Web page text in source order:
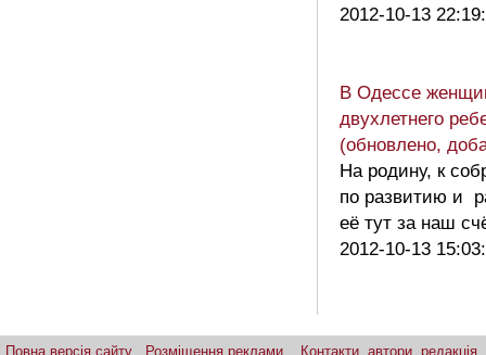
2012-10-13
В Одессе
двухлетнего
(обновлено,
На родину, к
по развитию и
её тут за наш
2012-10-13
Повна версія сайту Розміщення реклами Контакти, автори, редакція